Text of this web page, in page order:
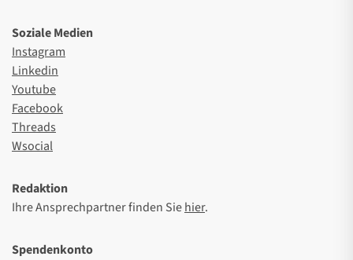
Soziale Medien
Instagram
Linkedin
Youtube
Facebook
Threads
Wsocial
Redaktion
Ihre Ansprechpartner finden Siehier.
Spendenkonto